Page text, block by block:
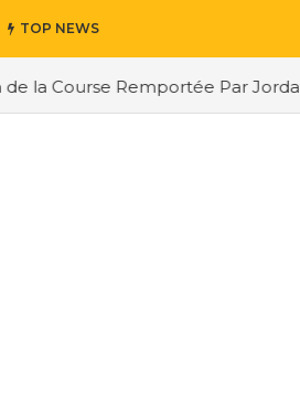
TOP NEWS
Remportée Par Jordan Berfa